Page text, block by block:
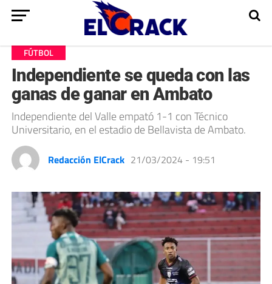
FÚTBOL
Independiente se queda con las
ganas de ganar en Ambato
Independiente del Valle empató 1-1 con Técnico
Universitario, en el estadio de Bellavista de Ambato.
Redacción ElCrack 21/03/2024 - 19:51